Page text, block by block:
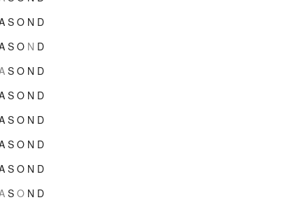
S O N D
S O N D
S O N D
S O N D
S O N D
S O N D
S O N D
S O N D